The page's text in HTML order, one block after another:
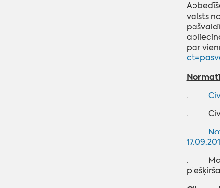
valsts
par
·
·
·
·